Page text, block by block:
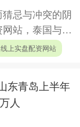
忌与冲突的阴
站，泰国与柬
战争危机正在
线上实盘配资网站
东青岛上半年
人